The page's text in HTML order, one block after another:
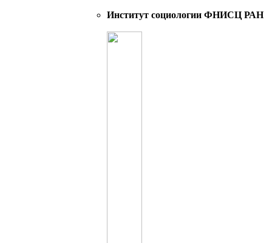
Институт социологии ФНИСЦ РАН